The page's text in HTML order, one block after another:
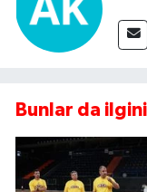
Bunlar da